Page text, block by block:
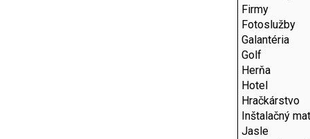
Firmy
Fotoslužby
Galantéria
Golf
Herňa
Hotel
Hračkárstvo
Inštalačný
Jasle